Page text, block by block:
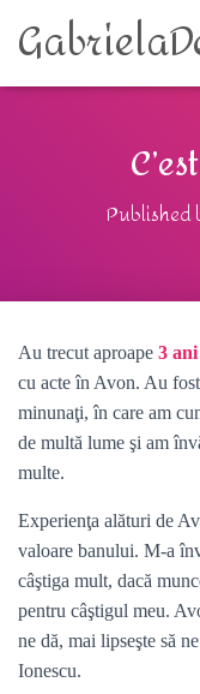
Published
Au trecut aproape 3 ani
cu acte în Avon. Au
minunaţi, în care am
de multă lume şi am
multe.
Experienţa alături de
valoare banului. M-a
câştiga mult, dacă
pentru câştigul meu.
ne dă, mai lipseşte să
Ionescu.